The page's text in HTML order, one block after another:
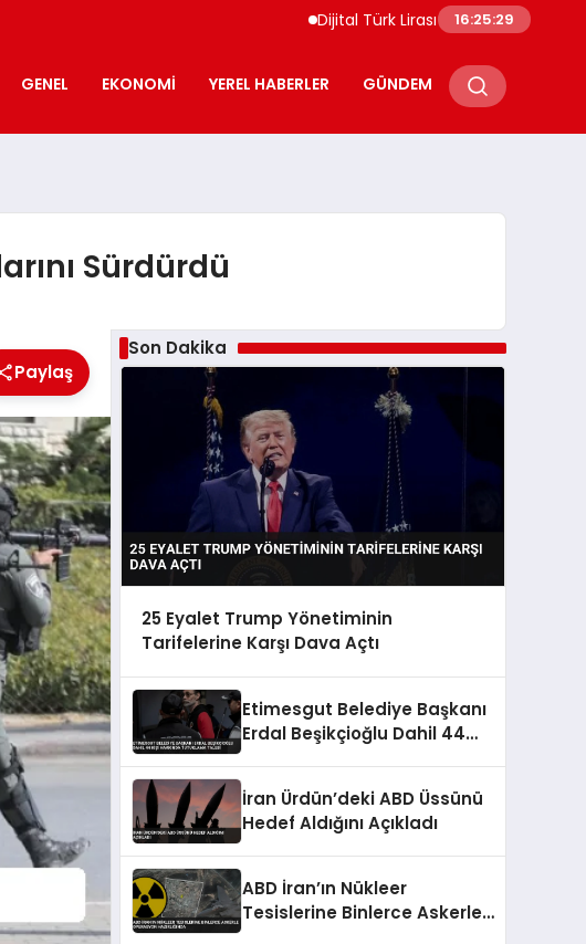
Dijital Türk Lirası Projesi Ekosistem
16:25:30
GENEL EKONOMI YEREL HABERLER GÜNDEM
Sürdürdü
Paylaş
Son Dakika
25 Eyalet Trump Yönetiminin
Tarifelerine Karşı Dava Açtı
Etimesgut Belediye Başkanı
Erdal Beşikçioğlu Dahil 44
İran Ürdün’deki ABD Üssünü
Hedef Aldığını Açıkladı
ABD İran’ın Nükleer
Tesislerine Binlerce Askerle